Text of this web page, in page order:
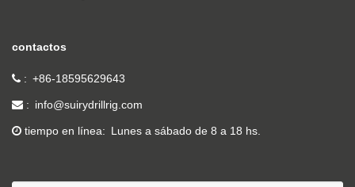
contactos
+86-18595629643
info@suirydrillrig.com
tiempo en línea Lunes a sábado de 8 a 18 hs.